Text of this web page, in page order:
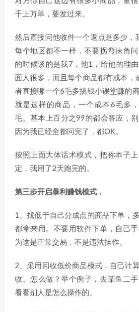
千上万单，要发过来。
然后直接问他收件一个返点是多少，
每个地区都不一样，不要拐弯抹角
的时候谈的是我7，他1，给他的理
面人很多，而且每个商品都有成本，
者直接哪一个6毛多搞钱小课堂赚的
就是这样的商品，一个成本6毛多
毛。基本上百分之99的都会答应，
因为我已经全都问完了，都OK。
按照上面大体话术模式，把你本子
定，我用了2天跑完的。
第三步开启暴利赚钱模式 ，
1、找低于自己分成点的商品下单，
都拿来用。不要用软件下单，自己
为这是正常交易，不是违法操作。
2、采用回收低价商品模式，自己计
收。怎么做？举个例子，去某鱼二手
看看别人是怎么操作的。